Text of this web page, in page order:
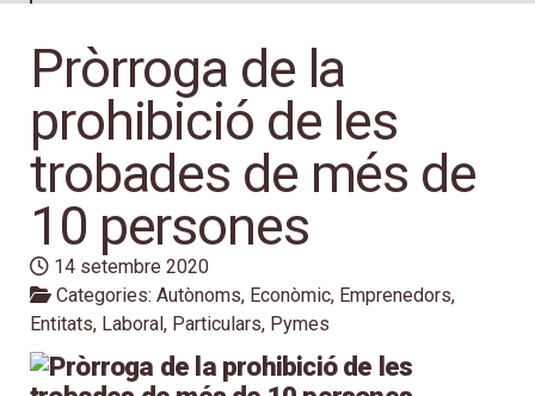
Pròrroga de la
prohibició de les
trobades de més de
10 persones
14 setembre 2020
Categories: Autònoms, Econòmic, Emprenedors,
Entitats, Laboral , Particulars, Pymes